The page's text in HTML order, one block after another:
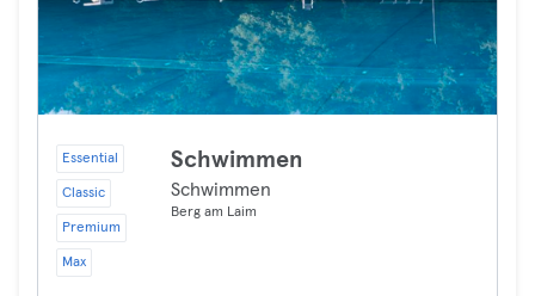
Essential
Classic
Premium
Max
Schwimmen
Schwimmen
Berg am Laim